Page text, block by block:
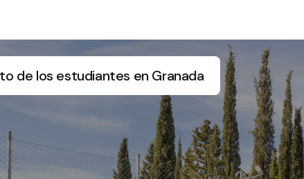
de los estudiantes en Granada